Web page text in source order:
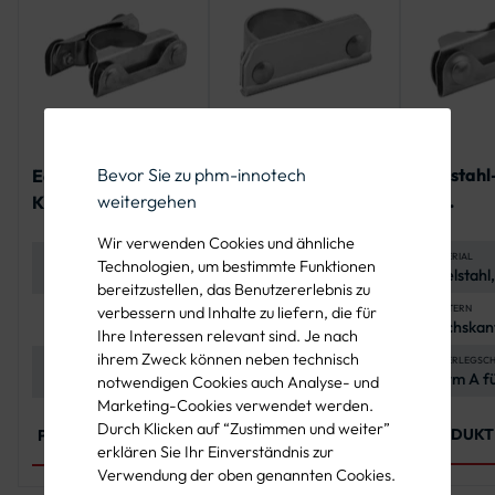
Bevor Sie zu phm-innotech
weitergehen
Wir verwenden Cookies und ähnliche
Technologien, um bestimmte Funktionen
bereitzustellen, das Benutzererlebnis zu
verbessern und Inhalte zu liefern, die für
Ihre Interessen relevant sind. Je nach
ihrem Zweck können neben technisch
notwendigen Cookies auch Analyse- und
Marketing-Cookies verwendet werden.
Durch Klicken auf “Zustimmen und weiter”
erklären Sie Ihr Einverständnis zur
Verwendung der oben genannten Cookies.
Edelstahl-Doppel-
Klemmschelle für
Verkehrszeichen
Edelstahl,
korrosionsbeständig
Flachrundschrauben,
4 Sechskantmuttern,
4 Unterlegscheiben
DIN 603, ISO 4032,
ISO 7089
PRODUKT ANSEHEN
Super-
Edelstahl,
korrosionsbeständig
(A2-70, A4-70)
DURCHMESSEROPTIONEN
Ø 48 mm, Ø 60 mm,
Ø 76 mm, Ø 89 mm,
Ø 108 mm
SCHRAUBEN UND MUTTERN
M8, ISO 4032, DIN
PRODUKT ANSEHEN
MATERIAL
MUTTERN
4032
Form A